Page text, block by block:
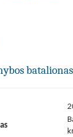
batalionas